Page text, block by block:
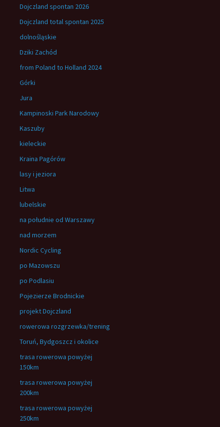
Dojczland spontan 2026
Dojczland total spontan 2025
dolnośląskie
Dziki Zachód
from Poland to Holland 2024
Górki
Jura
Kampinoski Park Narodowy
Kaszuby
kieleckie
Kraina Pagórów
lasy i jeziora
Litwa
lubelskie
na południe od Warszawy
nad morzem
Nordic Cycling
po Mazowszu
po Podlasiu
Pojezierze Brodnickie
projekt Dojczland
rowerowa rozgrzewka/trening
Toruń, Bydgoszcz i okolice
trasa rowerowa powyżej
150km
trasa rowerowa powyżej
200km
trasa rowerowa powyżej
250km